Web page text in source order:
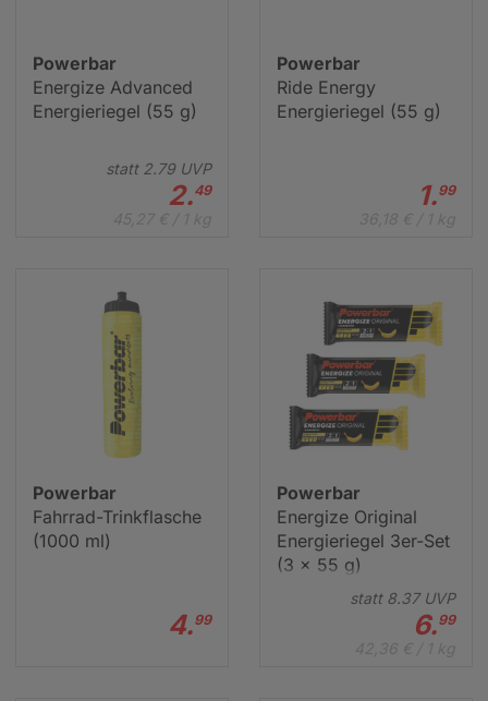
Powerbar
Energize Advanced
Energieriegel (55 g)
statt 2.79UVP
2.49
Powerbar
Ride Energy
Energieriegel (55 g)
1.99
Powerbar
Fahrrad-Trinkflasche
(1000 ml)
4.99
Powerbar
Energize Original
Energieriegel 3er-Set
(3 x 55 g)
statt 8.37UVP
6.99